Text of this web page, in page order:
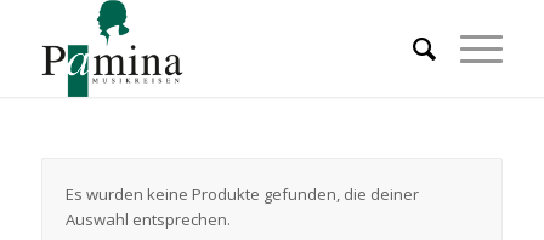
Es wurden keine Produkte gefunden, die deiner
Auswahl entsprechen.